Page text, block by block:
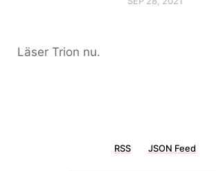
Läser Trion nu.
RSS JSON Feed